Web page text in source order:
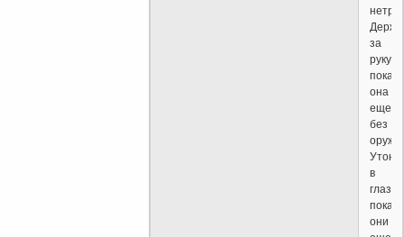
за
руку,
пока
она
еще
без
Утони
в
пока
они